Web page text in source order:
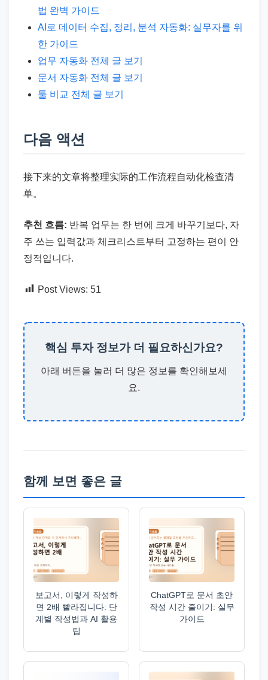
법 완벽 가이드
AI로 데이터 수집, 정리, 분석 자동화: 실무자를 위
한 가이드
업무 자동화 전체 글 보기
문서 자동화 전체 글 보기
툴 비교 전체 글 보기
다음 액션
接下来的文章将整理实际的工作流程自动化检查清
单。
추천 흐름: 반복 업무는 한 번에 크게 바꾸기보다, 자
주 쓰는 입력값과 체크리스트부터 고정하는 편이 안
정적입니다.
Post Views: 51
핵심 투자 정보가 더 필요하신가요?
아래 버튼을 눌러 더 많은 정보를 확인해보세
요.
함께 보면 좋은 글
보고서, 이렇게 작성하
면 2배 빨라집니다: 단
계별 작성법과 AI 활용
팁
ChatGPT로 문서 초안
작성 시간 줄이기: 실무
가이드